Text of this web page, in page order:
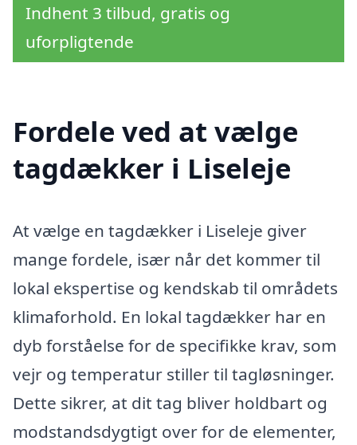
Indhent 3 tilbud, gratis og
uforpligtende
Fordele ved at vælge
tagdækker i Liseleje
At vælge en tagdækker i Liseleje giver
mange fordele, især når det kommer til
lokal ekspertise og kendskab til områdets
klimaforhold. En lokal tagdækker har en
dyb forståelse for de specifikke krav, som
vejr og temperatur stiller til tagløsninger.
Dette sikrer, at dit tag bliver holdbart og
modstandsdygtigt over for de elementer,